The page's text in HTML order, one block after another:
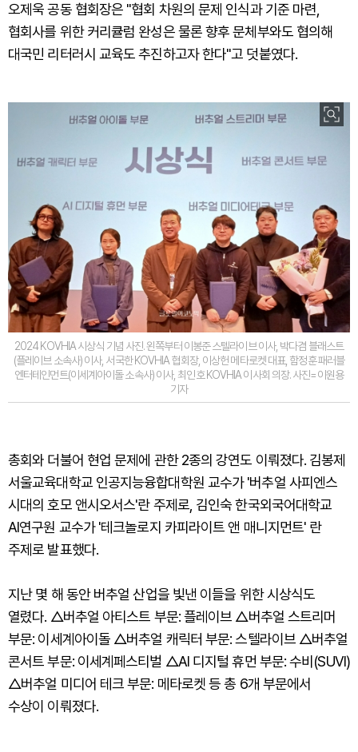
오제욱 공동 협회장은 "협회 차원의 문제 인식과 기준 마련,
협회사를 위한 커리큘럼 완성은 물론 향후 문체부와도 협의해
대국민 리터러시 교육도 추진하고자 한다"고 덧붙였다.
2024 KOVHIA 시상식 기념 사진. 왼쪽부터 이봉준 스텔라이브 이사, 박다겸 블래스트
(플레이브 소속사) 이사, 서국한 KOVHIA 협회장, 이상헌 메타로켓 대표, 함정훈 패러블
엔터테인먼트(이세계아이돌 소속사) 이사, 최인호 KOVHIA 이사회 의장. 사진=이원용
기자
총회와 더불어 현업 문제에 관한 2종의 강연도 이뤄졌다. 김봉제
서울교육대학교 인공지능융합대학원 교수가 '버추얼 사피엔스
시대의 호모 앤시오서스'란 주제로, 김인숙 한국외국어대학교
AI연구원 교수가 '테크놀로지 카피라이트 앤 매니지먼트' 란
주제로 발표했다.
지난 몇 해 동안 버추얼 산업을 빛낸 이들을 위한 시상식도
열렸다. △버추얼 아티스트 부문: 플레이브 △버추얼 스트리머
부문: 이세계아이돌 △버추얼 캐릭터 부문: 스텔라이브 △버추얼
콘서트 부문: 이세계페스티벌 △AI 디지털 휴먼 부문: 수비(SUVI)
△버추얼 미디어 테크 부문: 메타로켓 등 총 6개 부문에서
수상이 이뤄졌다.